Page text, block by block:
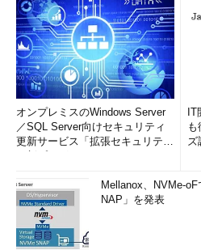
オンプレミスのWindows Server
／SQL Server向けセキュリティ
更新サービス「拡張セキュリティ
ズ
Mellanox、NVMe-
NAP」を発表